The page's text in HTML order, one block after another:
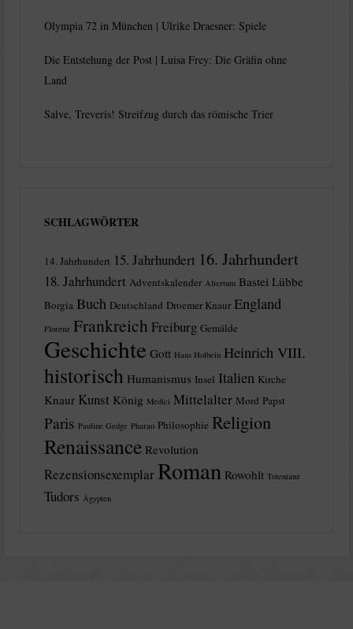
Olympia 72 in München | Ulrike Draesner: Spiele
Die Entstehung der Post | Luisa Frey: Die Gräfin ohne
Land
Salve, Treveris! Streifzug durch das römische Trier
SCHLAGWÖRTER
14. Jahrhundert 15. Jahrhundert 16. Jahrhundert
18. Jahrhundert Adventskalender Altertum Bastei Lübbe
Borgia Buch Deutschland Droemer Knaur England
Florenz Frankreich Freiburg Gemälde
Geschichte Gott Hans Holbein Heinrich VIII.
historisch Humanismus Insel Italien Kirche
Knaur Kunst König Medici Mittelalter Mord Papst
Paris Pauline Gedge Pharao Philosophie Religion
Renaissance Revolution
Rezensionsexemplar Roman Rowohlt Totentanz
Tudors Ägypten